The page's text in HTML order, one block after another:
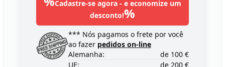
Cadastre-se agora - e economize um
desconto!%
*** Nós pagamos o frete por você
ao fazer pedidos on-line
Alemanha:
de 100 €
UE:
de 200 €